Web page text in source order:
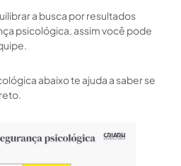
a busca por resultados
psicológica, assim você pode
abaixo te ajuda a saber se